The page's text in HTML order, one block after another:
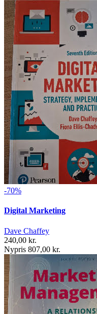
-70%
Digital Marketing
Dave Chaffey
240,00 kr.
Nypris 807,00 kr.